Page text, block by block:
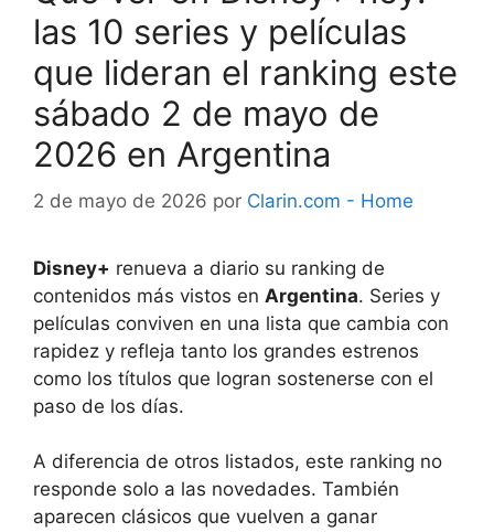
las 10 series y películas
que lideran el ranking este
sábado 2 de mayo de
2026 en Argentina
2 de mayo de 2026 por Clarin.com - Home
Disney+ renueva a diario su ranking de
contenidos más vistos en Argentina. Series y
películas conviven en una lista que cambia con
rapidez y refleja tanto los grandes estrenos
como los títulos que logran sostenerse con el
paso de los días.
A diferencia de otros listados, este ranking no
responde solo a las novedades. También
aparecen clásicos que vuelven a ganar